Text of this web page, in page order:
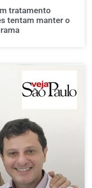
tratamento
tentam manter o